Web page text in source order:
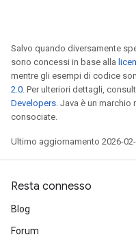
Salvo quando diversamente
sono concessi in base alla
mentre gli esempi di codice
2.0. Per ulteriori dettagli,
Developers. Java è un
consociate.
Ultimo aggiornamento 2026-02-
Resta connesso
Blog
Forum